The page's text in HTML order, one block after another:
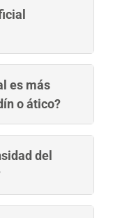
es más
o ático?
del